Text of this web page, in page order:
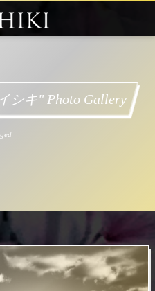
シキ" Photo Gallery